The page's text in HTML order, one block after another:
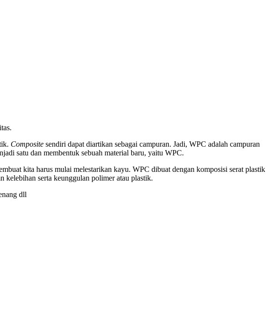
Composite sendiri dapat diartikan sebagai campuran. Jadi, WPC adalah campuran
satu dan membentuk sebuah material baru, yaitu WPC.
kita harus mulai melestarikan kayu. WPC dibuat dengan komposisi serat plastik
kelebihan serta keunggulan polimer atau plastik.
dll